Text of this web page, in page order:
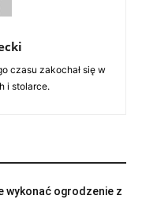
czasu zakochał się w
i stolarce.
wykonać ogrodzenie z